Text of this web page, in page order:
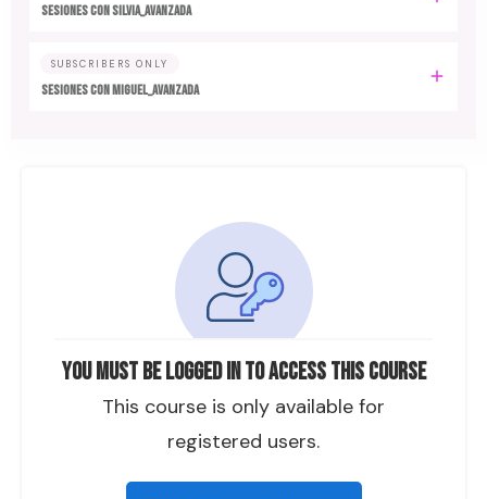
You must be logged in to access this course
This course is only available for
registered users.
SESIONES CON SILVIA_AVANZADA
SUBSCRIBERS ONLY
SESIONES CON MIGUEL_AVANZADA